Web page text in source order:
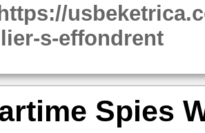
s-effondrent
Spies